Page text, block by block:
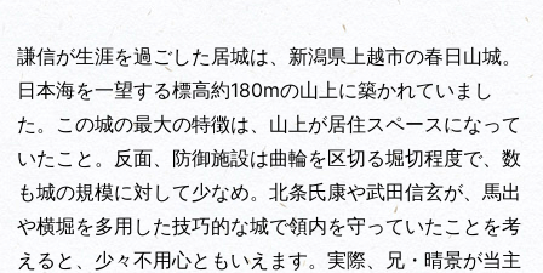
謙信が生涯を過ごした居城は、新潟県上越市の春日山城。
日本海を一望する標高約180mの山上に築かれていまし
た。この城の最大の特徴は、山上が居住スペースになって
いたこと。反面、防御施設は曲輪を区切る堀切程度で、数
も城の規模に対して少なめ。北条氏康や武田信玄が、馬出
や横堀を多用した技巧的な城で領内を守っていたことを考
えると、少々不用心ともいえます。実際、兄・晴景が当主